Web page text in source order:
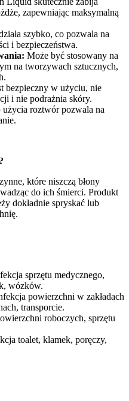
zapewniając maksymalną
szybko, co pozwala na
i bezpieczeństwa.
Może być stosowany na
na tworzywach sztucznych,
bezpieczny w użyciu, nie
i nie podrażnia skóry.
roztwór pozwala na
które niszczą błony
do ich śmierci. Produkt
dokładnie spryskać lub
sprzętu medycznego,
wózków.
powierzchni w zakładach
transporcie.
roboczych, sprzętu
toalet, klamek, poręczy,